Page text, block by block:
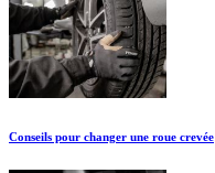
Conseils pour changer une roue crevée